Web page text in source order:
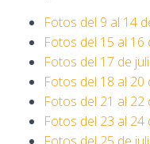
Fotos del 9 al 14
Fotos del 15 al 16
Fotos del 17 de
Fotos del 18 al 20
Fotos del 21 al 22
Fotos del 23 al 24